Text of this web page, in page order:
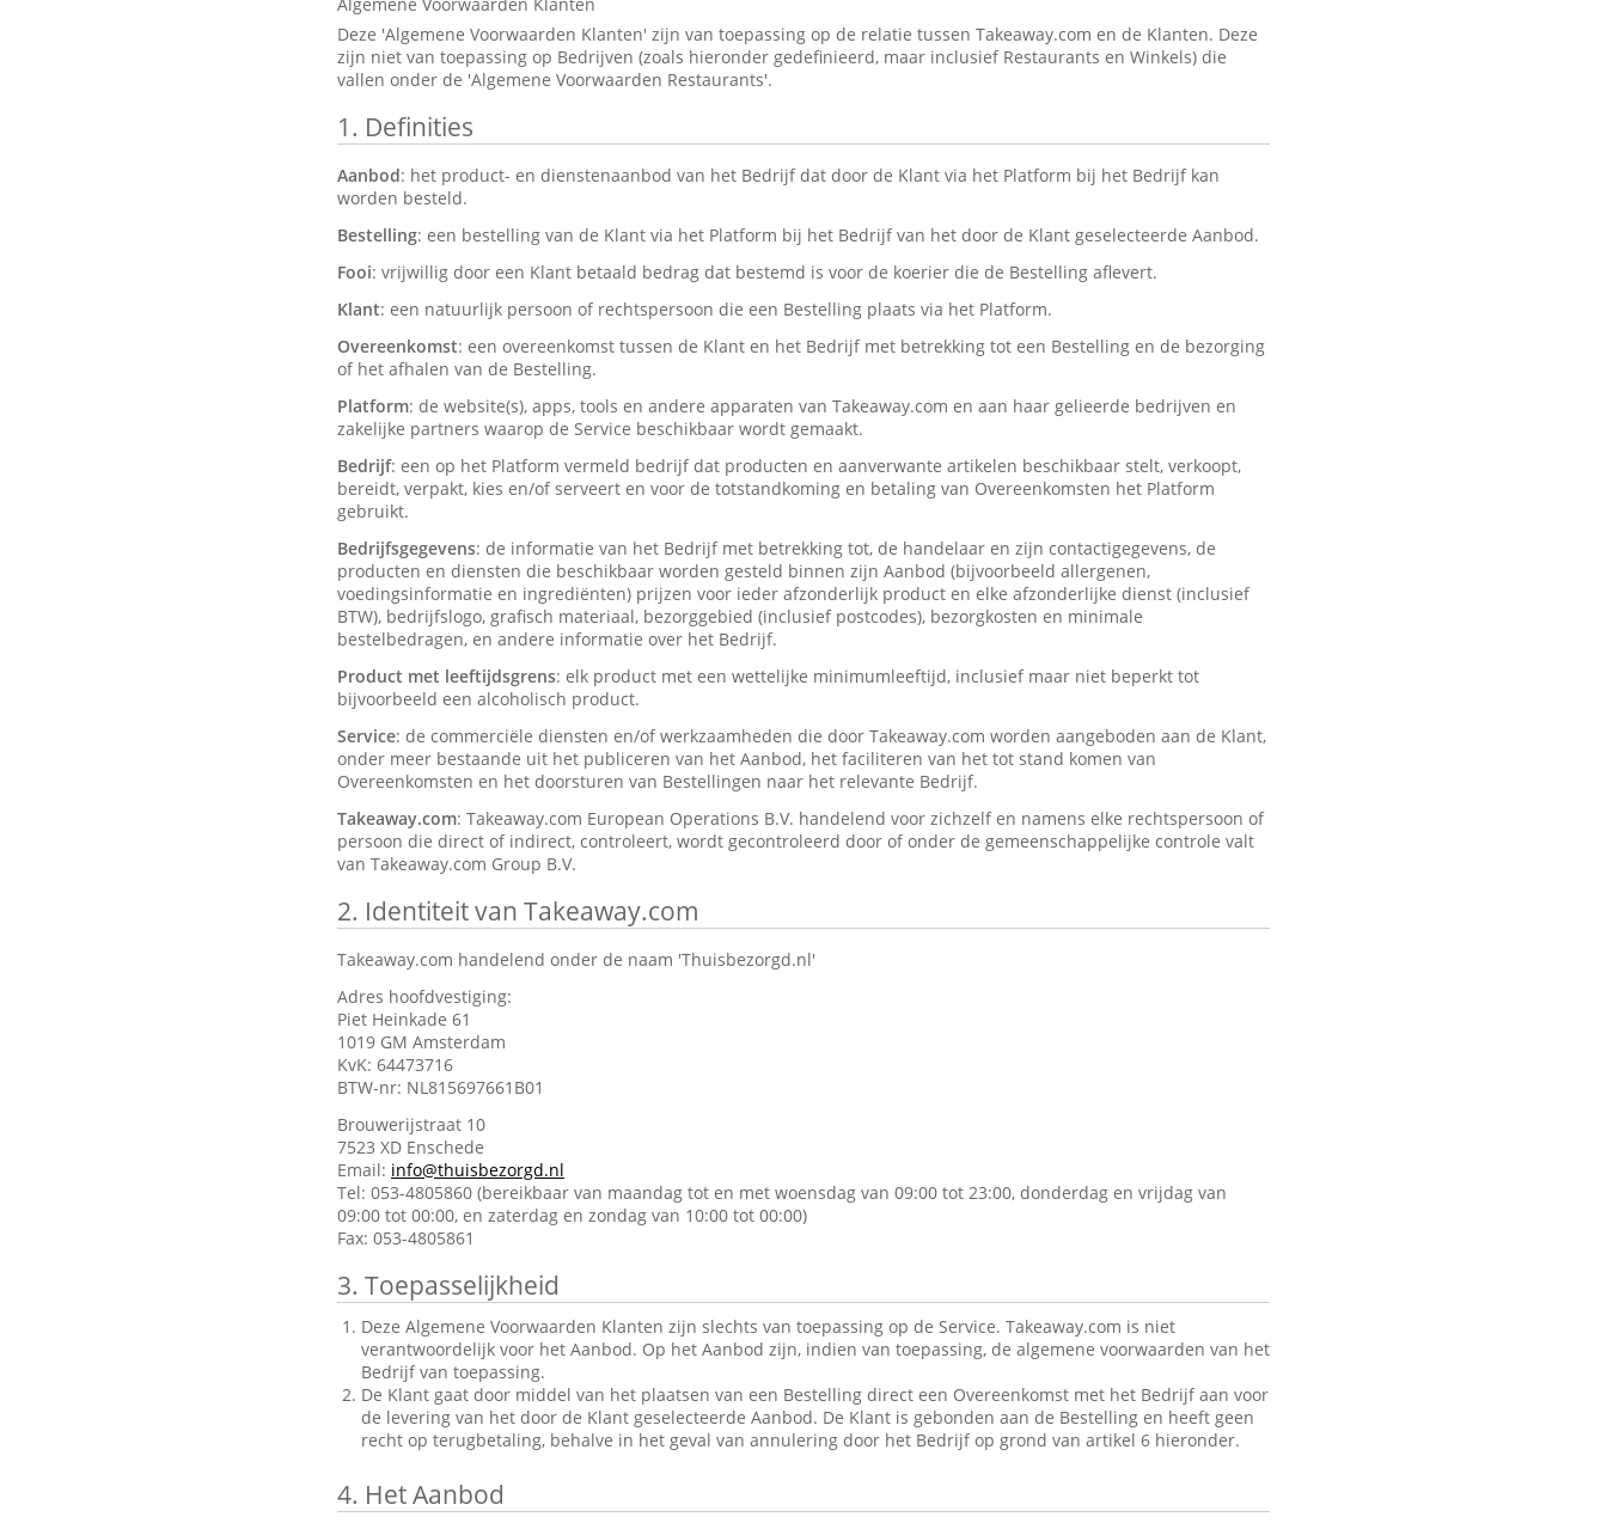
Deze 'Algemene Voorwaarden Klanten' zijn van toepassing op de relatie tussen Takeaway.com en de Klanten. Deze
zijn niet van toepassing op Bedrijven (zoals hieronder gedefinieerd, maar inclusief Restaurants en Winkels) die
vallen onder de 'Algemene Voorwaarden Restaurants'.
1. Definities
Aanbod: het product- en dienstenaanbod van het Bedrijf dat door de Klant via het Platform bij het Bedrijf kan
worden besteld.
Bestelling: een bestelling van de Klant via het Platform bij het Bedrijf van het door de Klant geselecteerde Aanbod.
Fooi: vrijwillig door een Klant betaald bedrag dat bestemd is voor de koerier die de Bestelling aflevert.
Klant: een natuurlijk persoon of rechtspersoon die een Bestelling plaats via het Platform.
Overeenkomst: een overeenkomst tussen de Klant en het Bedrijf met betrekking tot een Bestelling en de bezorging
of het afhalen van de Bestelling.
Platform: de website(s), apps, tools en andere apparaten van Takeaway.com en aan haar gelieerde bedrijven en
zakelijke partners waarop de Service beschikbaar wordt gemaakt.
Bedrijf: een op het Platform vermeld bedrijf dat producten en aanverwante artikelen beschikbaar stelt, verkoopt,
bereidt, verpakt, kies en/of serveert en voor de totstandkoming en betaling van Overeenkomsten het Platform
gebruikt.
Bedrijfsgegevens: de informatie van het Bedrijf met betrekking tot, de handelaar en zijn contactigegevens, de
producten en diensten die beschikbaar worden gesteld binnen zijn Aanbod (bijvoorbeeld allergenen,
voedingsinformatie en ingrediënten) prijzen voor ieder afzonderlijk product en elke afzonderlijke dienst (inclusief
BTW), bedrijfslogo, grafisch materiaal, bezorggebied (inclusief postcodes), bezorgkosten en minimale
bestelbedragen, en andere informatie over het Bedrijf.
Product met leeftijdsgrens: elk product met een wettelijke minimumleeftijd, inclusief maar niet beperkt tot
bijvoorbeeld een alcoholisch product.
Service: de commerciële diensten en/of werkzaamheden die door Takeaway.com worden aangeboden aan de Klant,
onder meer bestaande uit het publiceren van het Aanbod, het faciliteren van het tot stand komen van
Overeenkomsten en het doorsturen van Bestellingen naar het relevante Bedrijf.
Takeaway.com: Takeaway.com European Operations B.V. handelend voor zichzelf en namens elke rechtspersoon of
persoon die direct of indirect, controleert, wordt gecontroleerd door of onder de gemeenschappelijke controle valt
van Takeaway.com Group B.V.
2. Identiteit van Takeaway.com
Takeaway.com handelend onder de naam 'Thuisbezorgd.nl'
Adres hoofdvestiging:
Piet Heinkade 61
1019 GM Amsterdam
KvK: 64473716
BTW-nr: NL815697661B01
Brouwerijstraat 10
7523 XD Enschede
Email: info@thuisbezorgd.nl
Tel: 053-4805860 (bereikbaar van maandag tot en met woensdag van 09:00 tot 23:00, donderdag en vrijdag van
09:00 tot 00:00, en zaterdag en zondag van 10:00 tot 00:00)
Fax: 053-4805861
3. Toepasselijkheid
Deze Algemene Voorwaarden Klanten zijn slechts van toepassing op de Service. Takeaway.com is niet
verantwoordelijk voor het Aanbod. Op het Aanbod zijn, indien van toepassing, de algemene voorwaarden van het
Bedrijf van toepassing.
De Klant gaat door middel van het plaatsen van een Bestelling direct een Overeenkomst met het Bedrijf aan voor
de levering van het door de Klant geselecteerde Aanbod. De Klant is gebonden aan de Bestelling en heeft geen
recht op terugbetaling, behalve in het geval van annulering door het Bedrijf op grond van artikel 6 hieronder.
4. Het Aanbod